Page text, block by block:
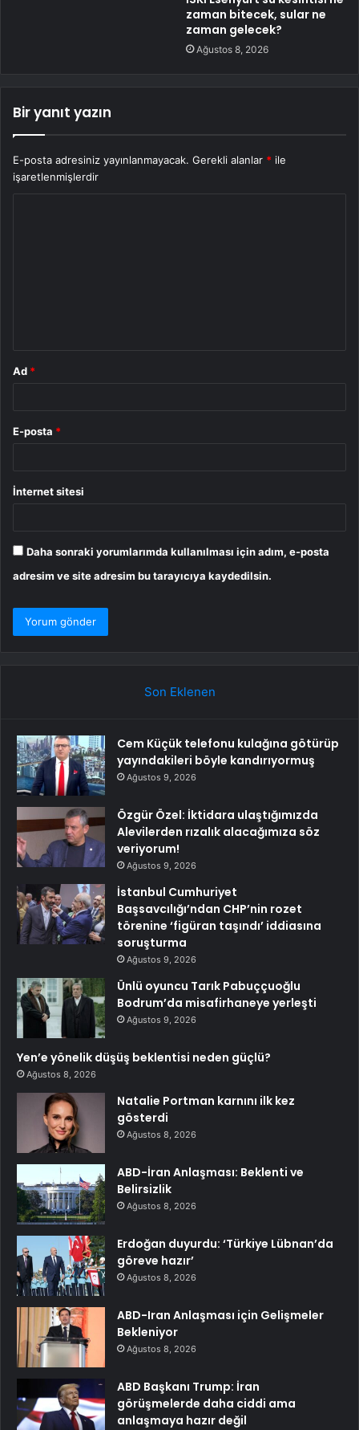
zaman bitecek, sular ne
zaman gelecek?
Ağustos 8, 2026
Bir yanıt yazın
E-posta adresiniz yayınlanmayacak. Gerekli alanlar * ile
işaretlenmişlerdir
Ad *
E-posta *
İnternet sitesi
Daha sonraki yorumlarımda kullanılması için adım, e-posta
adresim ve site adresim bu tarayıcıya kaydedilsin.
Son Eklenen
Cem Küçük telefonu kulağına götürüp
yayındakileri böyle kandırıyormuş
Ağustos 9, 2026
Özgür Özel: İktidara ulaştığımızda
Alevilerden rızalık alacağımıza söz
veriyorum!
Ağustos 9, 2026
İstanbul Cumhuriyet
Başsavcılığı’ndan CHP’nin rozet
törenine ‘figüran taşındı’ iddiasına
soruşturma
Ağustos 9, 2026
Ünlü oyuncu Tarık Pabuççuoğlu
Bodrum’da misafirhaneye yerleşti
Ağustos 9, 2026
Yen’e yönelik düşüş beklentisi neden güçlü?
Ağustos 8, 2026
Natalie Portman karnını ilk kez
gösterdi
Ağustos 8, 2026
ABD-İran Anlaşması: Beklenti ve
Belirsizlik
Ağustos 8, 2026
Erdoğan duyurdu: ‘Türkiye Lübnan’da
göreve hazır’
Ağustos 8, 2026
ABD-Iran Anlaşması için Gelişmeler
Bekleniyor
Ağustos 8, 2026
ABD Başkanı Trump: İran
görüşmelerde daha ciddi ama
anlaşmaya hazır değil